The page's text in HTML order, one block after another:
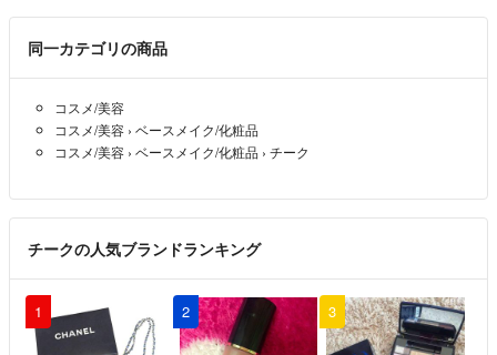
同一カテゴリの商品
コスメ/美容
コスメ/美容 › ベースメイク/化粧品
コスメ/美容 › ベースメイク/化粧品 › チーク
チークの人気ブランドランキング
1 2 3